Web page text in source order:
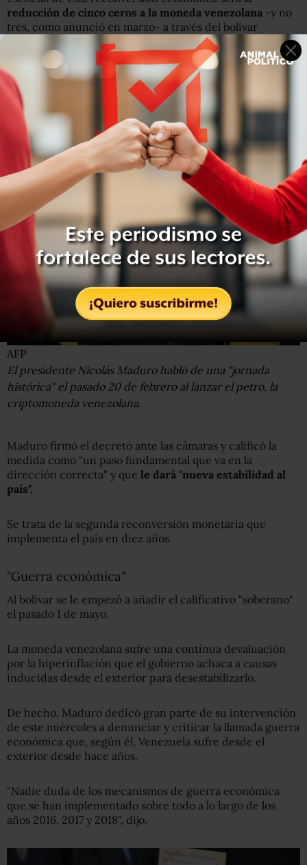
reducción de cinco ceros a la moneda venezolana -y no
tres, como anunció en marzo- a través del bolívar
El nuevo cono monetario "va a tener una base de cambio
e intercambio basada en el petro, cuyo precio se
determina de acuerdo al valor de la cesta petrolera
venezolana", dijo sin ofrecer más detalles.
6 claves para entender el petro, la criptomoneda
lanzada por el gobierno de Venezuela
AFP
El presidente Nicolás Maduro habló de una "jornada
histórica" el pasado 20 de febrero al lanzar el petro, la
criptomoneda venezolana.
Maduro firmó el decreto ante las cámaras y calificó la
medida como "un paso fundamental que va en la
dirección correcta" y que le dará "nueva estabilidad al
país".
Se trata de la segunda reconversión monetaria que
implementa el país en diez años.
"Guerra económica"
Al bolívar se le empezó a añadir el calificativo "soberano"
el pasado 1 de mayo.
La moneda venezolana sufre una continua devaluación
por la hiperinflación que el gobierno achaca a causas
inducidas desde el exterior para desestabilizarlo.
De hecho, Maduro dedicó gran parte de su intervención
de este miércoles a denunciar y criticar la llamada guerra
económica que, según él, Venezuela sufre desde el
exterior desde hace años.
"Nadie duda de los mecanismos de guerra económica
que se han implementado sobre todo a lo largo de los
años 2016, 2017 y 2018", dijo.